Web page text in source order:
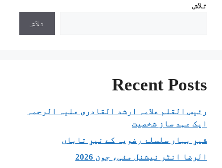
تلاش
تلاش
Recent Posts
رئیس القلم علامہ ارشد القادری علیہ الرحمہ
ایک عہد ساز شخصیت
شیرِ بہار سلسلۂ رضویہ کے نیرِ تاباں
الرضا انٹر نیشنل مئی، جون 2026